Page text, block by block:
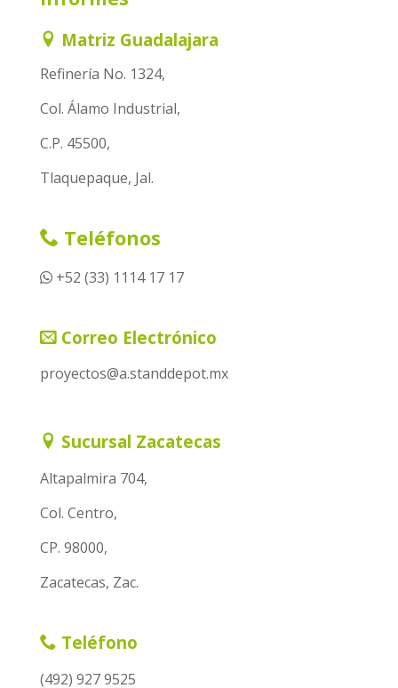
Matriz Guadalajara
Refinería No. 1324,
Col. Álamo Industrial,
C.P. 45500,
Tlaquepaque, Jal.
Teléfonos
+52 (33) 1114 17 17
Correo Electrónico
proyectos@a.standdepot.mx
Sucursal Zacatecas
Altapalmira 704,
Col. Centro,
CP. 98000,
Zacatecas, Zac.
Teléfono
(492) 927 9525